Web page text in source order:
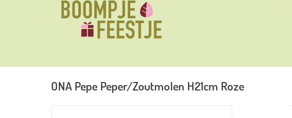
ONA Pepe Peper/Zoutmolen H21cm Roze